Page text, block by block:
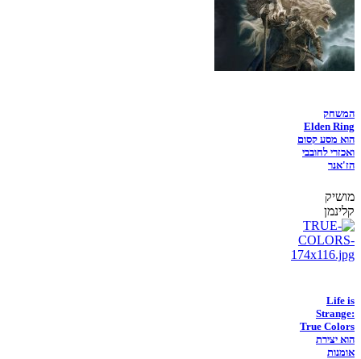
המשחק
Elden Ring
הוא מסע קסום
ואכזרי לחובבי
הז'אנר
מושיק
קלינמן
Life is
Strange:
True Colors
הוא יצירת
אומנות